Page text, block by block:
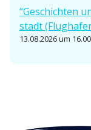
“Geschichten
stadt
13.08.2026 um